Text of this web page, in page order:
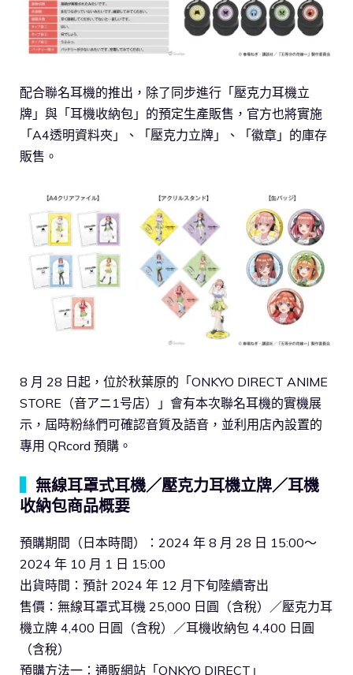
配合聯名耳機的推出，除了同步進行「壓克力耳機立
牌」與「耳機收納包」的預定生產販售，官方也將實施
「A4透明資料夾」、「壓克力立牌」、「徽章」的庫存
販售。
8 月 28 日起，位於秋葉原的「ONKYO DIRECT ANIME
STORE（音アニ1号店）」會有本次聯名耳機的實機展
示，屆時粉絲們可確認音質及語音，並利用店內設置的
專用 QRcord 預購。
無線耳罩式耳機／壓克力耳機立牌／耳機
收納包商品概要
預購期間（日本時間）：2024 年 8 月 28 日 15:00～
2024 年 10 月 1 日 15:00
出貨時間：預計 2024 年 12 月下旬陸續寄出
售價：無線耳罩式耳機 25,000 日圓（含稅）／壓克力耳
機立牌 4,400 日圓（含稅）／耳機收納包 4,400 日圓
（含稅）
預購方法一：通販網站「ONKYO DIRECT」